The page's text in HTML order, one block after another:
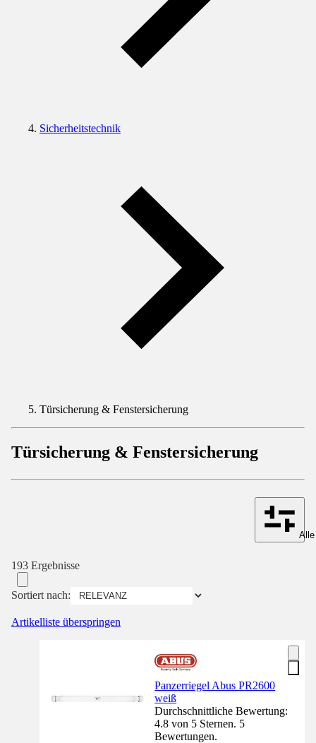
Sicherheitstechnik
Türsicherung & Fenstersicherung
Türsicherung & Fenstersicherung
193 Ergebnisse
Sortiert nach:
Artikelliste überspringen
Panzerriegel Abus PR2600
weiß
Durchschnittliche Bewertung:
4.8 von 5 Sternen. 5
Bewertungen.